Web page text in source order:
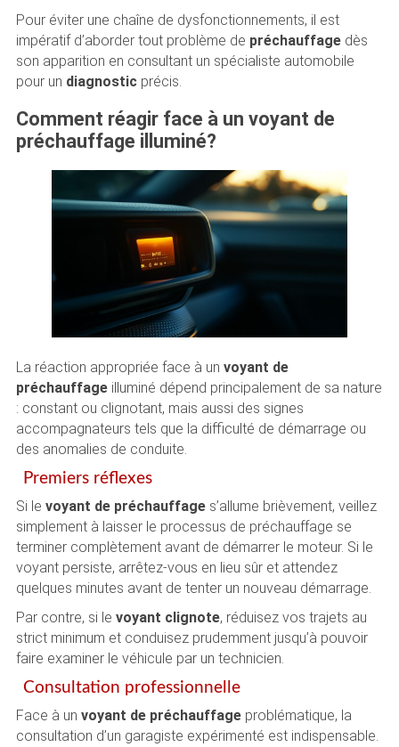
Pour éviter une chaîne de dysfonctionnements, il est
impératif d’aborder tout problème de préchauffagedès
son apparition en consultant un spécialiste automobile
pour un diagnostic précis.
Comment réagir face à un voyant de
préchauffage illuminé?
La réaction appropriée face à un voyant de
préchauffageilluminé dépend principalement de sa nature
: constant ou clignotant, mais aussi des signes
accompagnateurs tels que la difficulté de démarrage ou
des anomalies de conduite.
Premiers réflexes
Si le voyant de préchauffages’allume brièvement, veillez
simplement à laisser le processus de préchauffage se
terminer complètement avant de démarrer le moteur. Si le
voyant persiste, arrêtez-vous en lieu sûr et attendez
quelques minutes avant de tenter un nouveau démarrage.
Par contre, si le voyant clignote, réduisez vos trajets au
strict minimum et conduisez prudemment jusqu’à pouvoir
faire examiner le véhicule par un technicien.
Consultation professionnelle
Face à un voyant de préchauffageproblématique, la
consultation d’un garagiste expérimenté est indispensable.